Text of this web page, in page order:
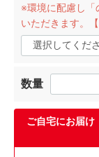
※環境に配慮し「
いただきます。
数量
ご自宅にお届け